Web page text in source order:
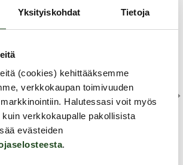
Yksityiskohdat Tietoja
(cookies) kehittääksemme
verkkokaupan toimivuuden
Halutessasi voit myös
verkkokaupalle pakollisista
evästeiden
.
vaalea
Nanma
Xtrail Blazer -